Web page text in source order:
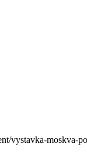
vystavka-moskva-